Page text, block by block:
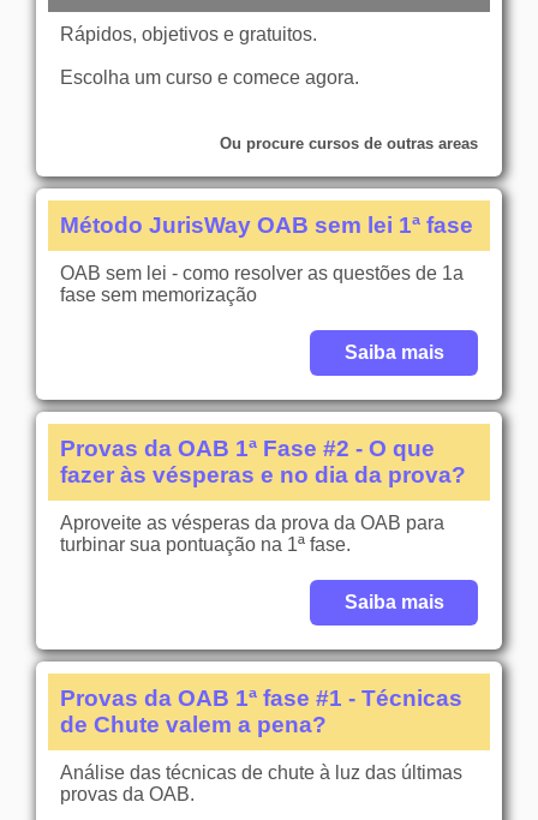
Rápidos, objetivos e gratuitos.
Escolha um curso e comece agora.
Ou procure cursos de outras areas
Método JurisWay OAB sem lei 1ª fase
OAB sem lei - como resolver as questões de 1a
fase sem memorização
Saiba mais
Provas da OAB 1ª Fase #2 - O que
fazer às vésperas e no dia da prova?
Aproveite as vésperas da prova da OAB para
turbinar sua pontuação na 1ª fase.
Saiba mais
Provas da OAB 1ª fase #1 - Técnicas
de Chute valem a pena?
Análise das técnicas de chute à luz das últimas
provas da OAB.